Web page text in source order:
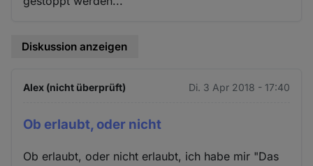
Diskussion anzeigen
Alex (nicht überprüft) Di. 3 Apr 2018 - 17:40
Ob erlaubt, oder nicht
Ob erlaubt, oder nicht erlaubt, ich habe mir "Das